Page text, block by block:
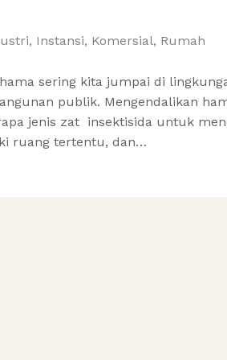
, Instansi, Komersial, Rumah
sering kita jumpai di
publik. Mengendalikan
jenis zat insektisida untuk
ruang tertentu, dan…